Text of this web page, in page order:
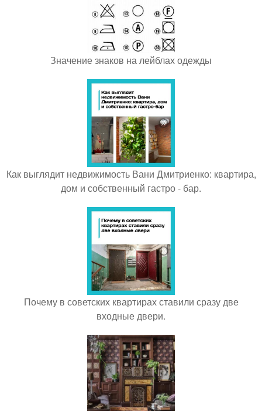
Значение знаков на лейблах одежды
Как выглядит недвижимость Вани Дмитриенко: квартира,
дом и собственный гастро - бар.
Почему в советских квартирах ставили сразу две
входные двери.